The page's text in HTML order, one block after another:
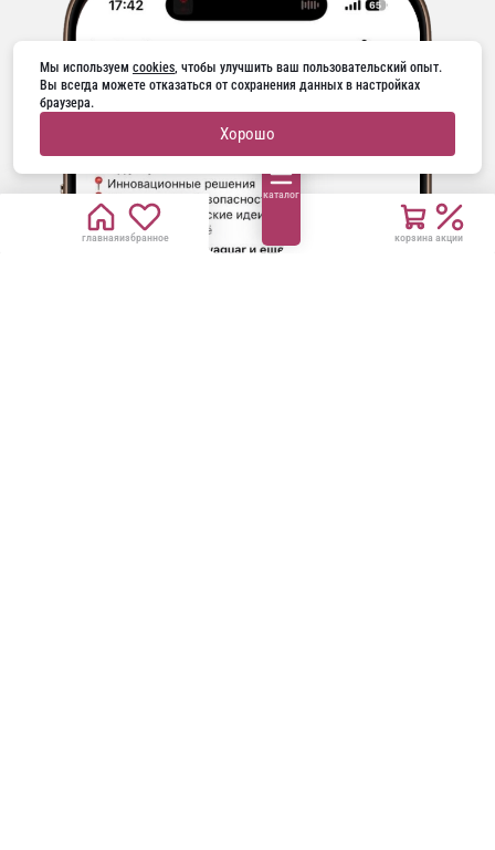
главнаяизбранное
каталог
корзина акции
Мы используем cookies, чтобы улучшить ваш пользовательский опыт.
Вы всегда можете отказаться от сохранения данных в настройках
браузера.
Хорошо